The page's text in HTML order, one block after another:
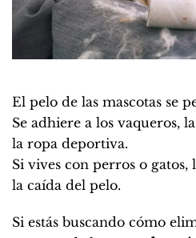
El pelo de las mascotas se
Se adhiere a los vaqueros,
la ropa deportiva.
Si vives con perros o
la caída del pelo.
Si estás buscando cómo